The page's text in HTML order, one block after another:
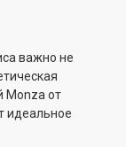
важно не
Monza от
идеальное